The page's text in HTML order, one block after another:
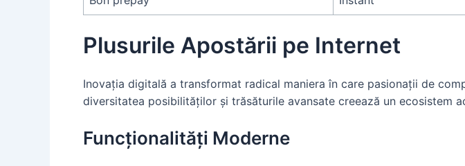
Plusurile Apostării pe Internet
Inovația digitală a transformat radical maniera în care pasionații de
diversitatea posibilităților și trăsăturile avansate creează un ecosistem
Funcționalități Moderne